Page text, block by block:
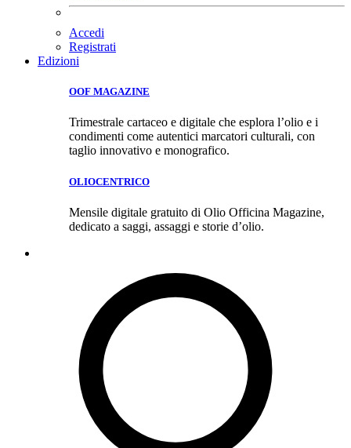
Accedi
Registrati
Edizioni
OOF MAGAZINE
Trimestrale cartaceo e digitale che esplora l’olio e i
condimenti come autentici marcatori culturali, con
taglio innovativo e monografico.
OLIOCENTRICO
Mensile digitale gratuito di Olio Officina Magazine,
dedicato a saggi, assaggi e storie d’olio.